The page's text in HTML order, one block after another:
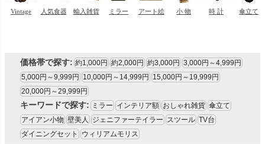
価格帯で探す: 約1,000円 約2,000円 約3,000円 3,000円～4,999円
5,000円～9,999円
10,000円～14,999円
15,000円～19,999円
20,000円～29,999円
キーワードで探す: ミラー インテリア額 おしゃれ雑貨 傘立て
アイアン小物 壁美人 ジェニファーテイラー スツール TV台
ダイニングセット
ウィリアムモリス